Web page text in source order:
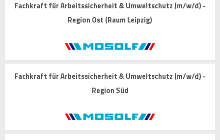
Fachkraft für Arbeitssicherheit & Umweltschutz (m/w/d) -
Region Ost (Raum Leipzig)
Fachkraft für Arbeitssicherheit & Umweltschutz (m/w/d) -
Region Süd